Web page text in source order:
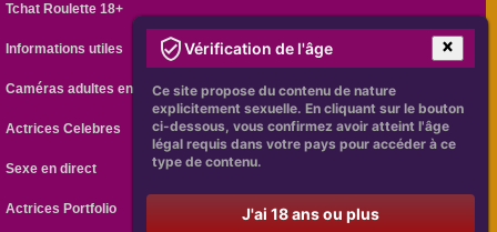
Tchat Roulette 18+
Informations utiles
Caméras adultes en ligne
Actrices Celebres
Sexe en direct
Actrices Portfolio
Vérification de l'âge
Ce site propose du contenu de nature
explicitement sexuelle. En cliquant sur le bouton
ci-dessous, vous confirmez avoir atteint l'âge
légal requis dans votre pays pour accéder à ce
type de contenu.
J'ai 18 ans ou plus